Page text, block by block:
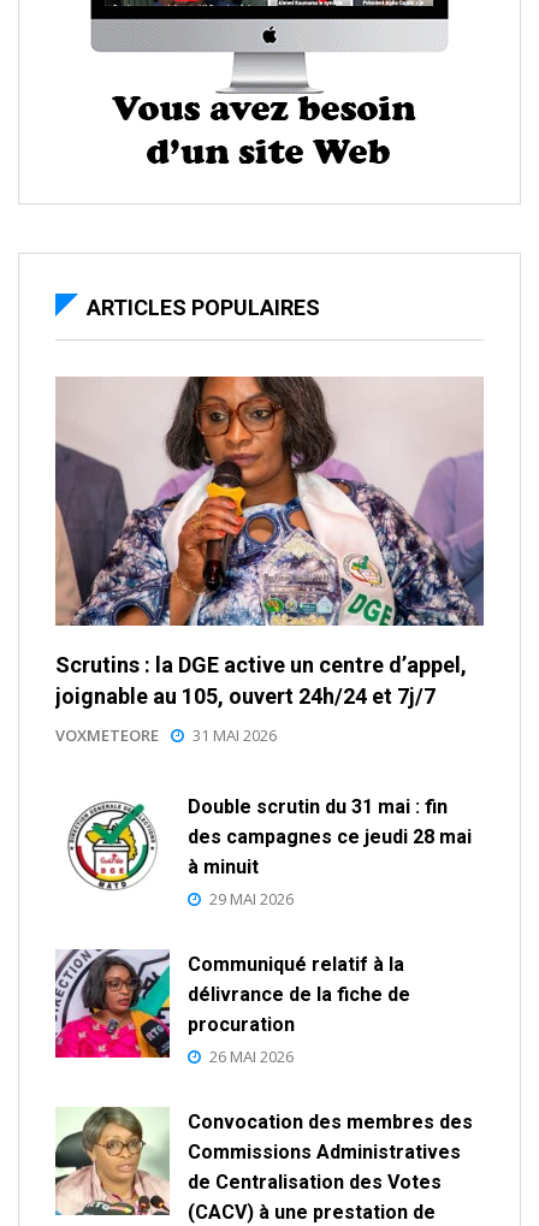
ARTICLES POPULAIRES
Scrutins : la DGE active un centre d’appel,
joignable au 105, ouvert 24h/24 et 7j/7
VOXMETEORE 31 MAI 2026
Double scrutin du 31 mai : fin
des campagnes ce jeudi 28 mai
à minuit
29 MAI 2026
Communiqué relatif à la
délivrance de la fiche de
procuration
26 MAI 2026
Convocation des membres des
Commissions Administratives
de Centralisation des Votes
(CACV) à une prestation de